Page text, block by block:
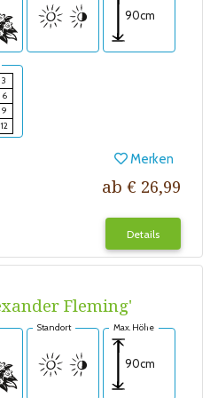
90cm
3
6
9
12
Merken
ab € 26,99
Details
Fleming'
Standort Max. Höhe
90cm